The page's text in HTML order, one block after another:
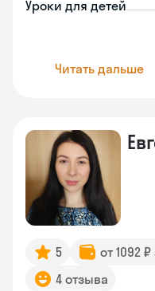
Уроки для детей
Читать дальше
5 от 1092
4 отзыва